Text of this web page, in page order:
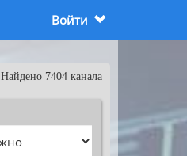
Войти
Найдено 7404 канала